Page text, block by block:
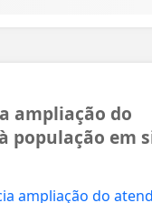
ampliação do
população em